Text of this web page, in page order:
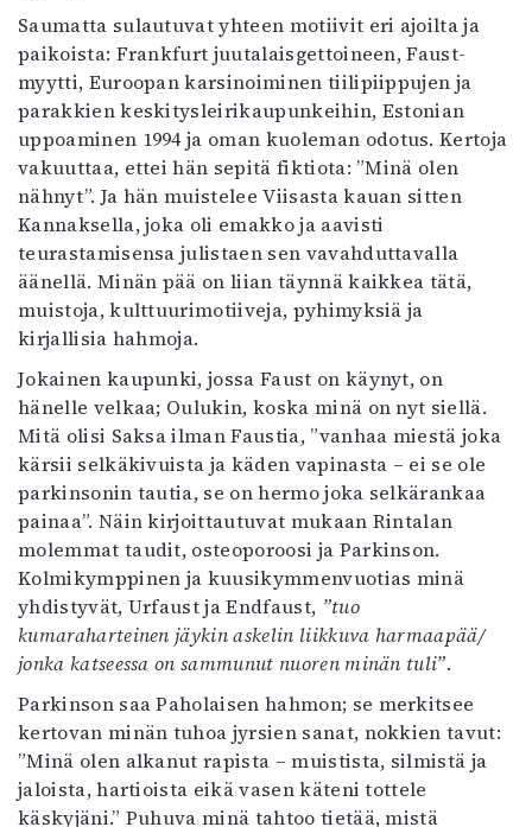
Saumatta sulautuvat yhteen motiivit eri ajoilta ja
paikoista: Frankfurt juutalaisgettoineen, Faust-
myytti, Euroopan karsinoiminen tiilipiippujen ja
parakkien keskitysleirikaupunkeihin, Estonian
uppoaminen 1994 ja oman kuoleman odotus. Kertoja
vakuuttaa, ettei hän sepitä fiktiota: ”Minä olen
nähnyt”. Ja hän muistelee Viisasta kauan sitten
Kannaksella, joka oli emakko ja aavisti
teurastamisensa julistaen sen vavahduttavalla
äänellä. Minän pää on liian täynnä kaikkea tätä,
muistoja, kulttuurimotiiveja, pyhimyksiä ja
kirjallisia hahmoja.
Jokainen kaupunki, jossa Faust on käynyt, on
hänelle velkaa; Oulukin, koska minä on nyt siellä.
Mitä olisi Saksa ilman Faustia, ”vanhaa miestä joka
kärsii selkäkivuista ja käden vapinasta – ei se ole
parkinsonin tautia, se on hermo joka selkärankaa
painaa”. Näin kirjoittautuvat mukaan Rintalan
molemmat taudit, osteoporoosi ja Parkinson.
Kolmikymppinen ja kuusikymmenvuotias minä
yhdistyvät, Urfaust ja Endfaust, ”tuo
kumaraharteinen jäykin askelin liikkuva harmaapää/
jonka katseessa on sammunut nuoren minän tuli”.
Parkinson saa Paholaisen hahmon; se merkitsee
kertovan minän tuhoa jyrsien sanat, nokkien tavut:
”Minä olen alkanut rapista – muistista, silmistä ja
jaloista, hartioista eikä vasen käteni tottele
käskyjäni.” Puhuva minä tahtoo tietää, mistä